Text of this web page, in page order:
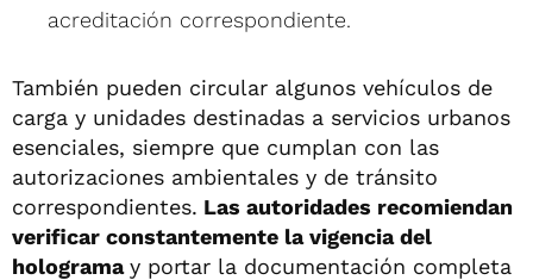
acreditación correspondiente.
También pueden circular algunos vehículos de
carga y unidades destinadas a servicios urbanos
esenciales, siempre que cumplan con las
autorizaciones ambientales y de tránsito
correspondientes. Las autoridades recomiendan
verificar constantemente la vigencia del
hologramay portar la documentación completa